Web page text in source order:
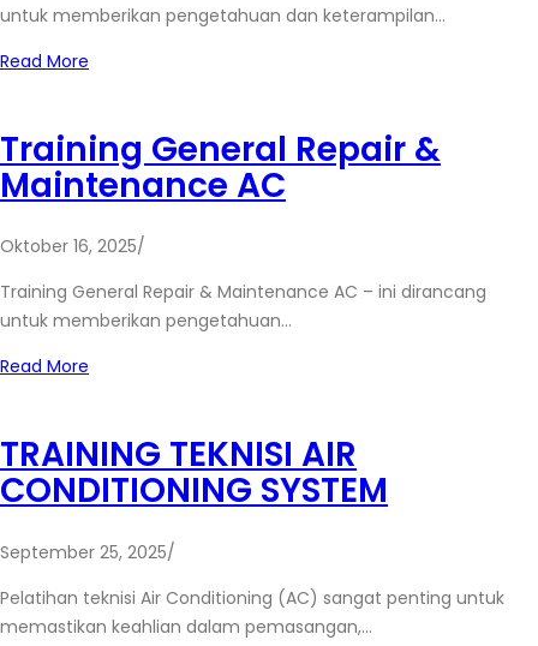
untuk memberikan pengetahuan dan keterampilan…
Read More
Training General Repair &
Maintenance AC
Oktober 16, 2025/
Training General Repair & Maintenance AC – ini dirancang
untuk memberikan pengetahuan…
Read More
TRAINING TEKNISI AIR
CONDITIONING SYSTEM
September 25, 2025/
Pelatihan teknisi Air Conditioning (AC) sangat penting untuk
memastikan keahlian dalam pemasangan,…